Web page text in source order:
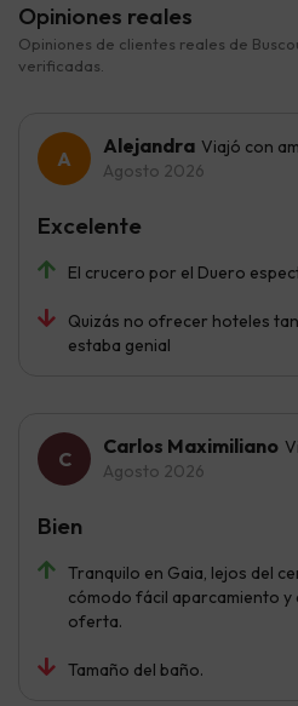
Opiniones reales
Opiniones de clientes reales de
verificadas.
Alejandra Viajó con
Agosto 2026
El crucero por el Duero
Quizás no ofrecer hoteles
estaba genial
Excelente
Carlos Maximiliano
Agosto 2026
Tranquilo en Gaia, lejos del
cómodo fácil aparcamiento y
oferta.
Tamaño del baño.
Bien